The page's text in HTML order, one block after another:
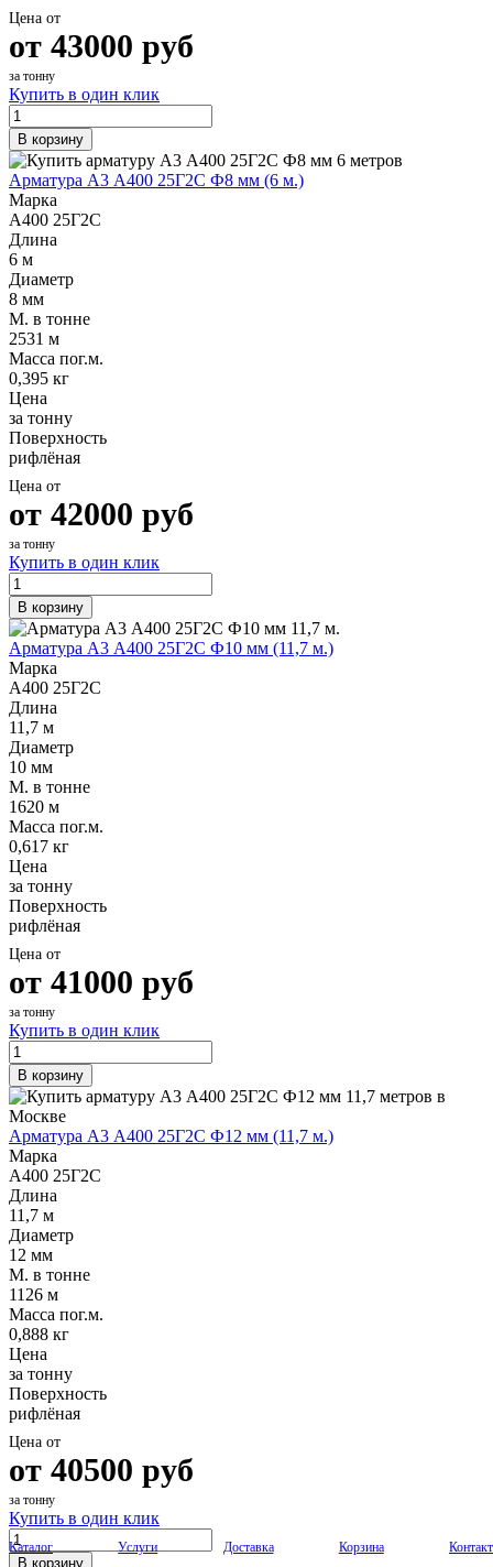
Каталог Услуги Доставка Корзина
Цена от
от 43000 руб
за тонну
Купить в один клик
В корзину
Арматура А3 А400 25Г2С Ф8 мм (6 м.)
Марка
А400 25Г2С
Длина
6 м
Диаметр
8 мм
М. в тонне
2531 м
Масса пог.м.
0,395 кг
Цена
за тонну
Поверхность
рифлёная
Цена от
от 42000 руб
за тонну
Купить в один клик
В корзину
Арматура А3 А400 25Г2С Ф10 мм (11,7 м.)
Марка
А400 25Г2С
Длина
11,7 м
Диаметр
10 мм
М. в тонне
1620 м
Масса пог.м.
0,617 кг
Цена
за тонну
Поверхность
рифлёная
Цена от
от 41000 руб
за тонну
Купить в один клик
В корзину
Арматура А3 А400 25Г2С Ф12 мм (11,7 м.)
Марка
А400 25Г2С
Длина
11,7 м
Диаметр
12 мм
М. в тонне
1126 м
Масса пог.м.
0,888 кг
Цена
за тонну
Поверхность
рифлёная
Цена от
от 40500 руб
за тонну
Купить в один клик
В корзину